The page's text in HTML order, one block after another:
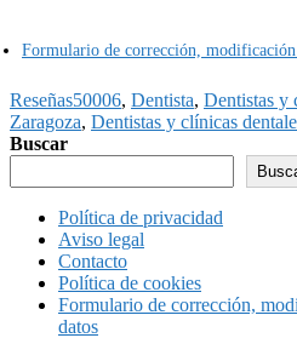
Formulario de corrección,
Reseñas50006, Dentista, Dentistas y
Zaragoza, Dentistas y clínicas
Buscar
Política de privacidad
Aviso legal
Contacto
Política de cookies
Formulario de corrección,
datos